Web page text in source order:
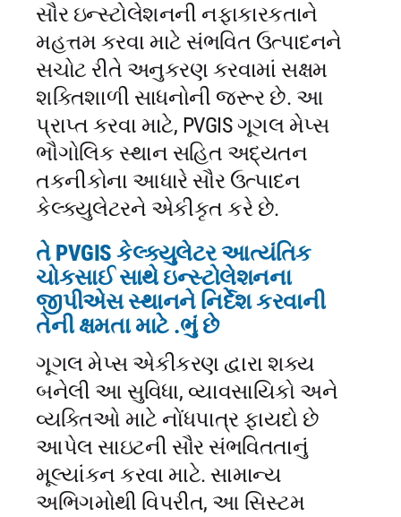
સૌર ઇન્સ્ટોલેશનની નફાકારકતાને
મહત્તમ કરવા માટે સંભવિત ઉત્પાદનને
સચોટ રીતે અનુકરણ કરવામાં સક્ષમ
શક્તિશાળી સાધનોની જરૂર છે. આ
પ્રાપ્ત કરવા માટે, PVGIS ગૂગલ મેપ્સ
ભૌગોલિક સ્થાન સહિત અદ્યતન
તકનીકોના આધારે સૌર ઉત્પાદન
કેલ્ક્યુલેટરને એકીકૃત કરે છે.
તે PVGIS કેલ્ક્યુલેટર આત્યંતિક
ચોકસાઈ સાથે ઇન્સ્ટોલેશનના
જીપીએસ સ્થાનને નિર્દેશ કરવાની
તેની ક્ષમતા માટે .ભું છે
ગૂગલ મેપ્સ એકીકરણ દ્વારા શક્ય
બનેલી આ સુવિધા, વ્યાવસાયિકો અને
વ્યક્તિઓ માટે નોંધપાત્ર ફાયદો છે
આપેલ સાઇટની સૌર સંભવિતતાનું
મૂલ્યાંકન કરવા માટે. સામાન્ય
અભિગમોથી વિપરીત, આ સિસ્ટમ